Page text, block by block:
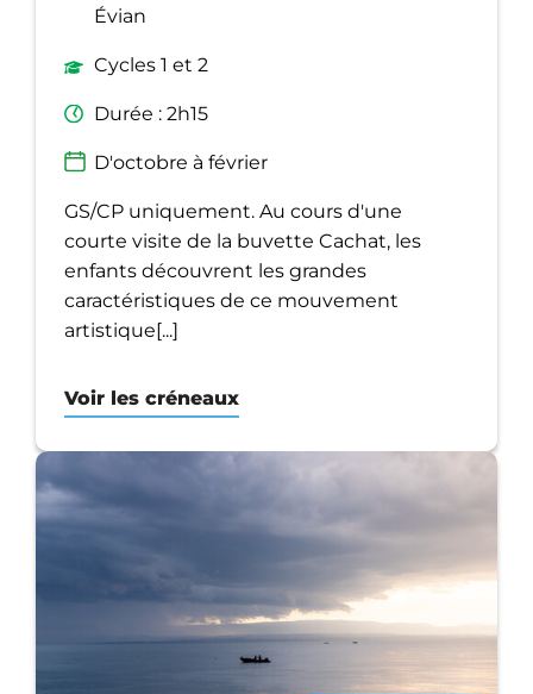
Évian
Cycles 1 et 2
Durée : 2h15
D'octobre à février
GS/CP uniquement. Au cours d'une
courte visite de la buvette Cachat, les
enfants découvrent les grandes
caractéristiques de ce mouvement
artistique[...]
Voir les créneaux